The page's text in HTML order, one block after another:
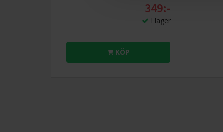
349:-
I lager
KÖP